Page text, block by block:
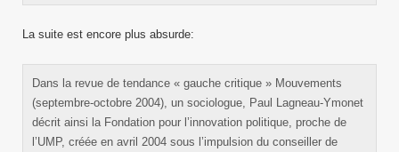
La suite est encore plus absurde:
Dans la revue de tendance « gauche critique » Mouvements
(septembre-octobre 2004), un sociologue, Paul Lagneau-Ymonet
décrit ainsi la Fondation pour l’innovation politique, proche de
l’UMP, créée en avril 2004 sous l’impulsion du conseiller de